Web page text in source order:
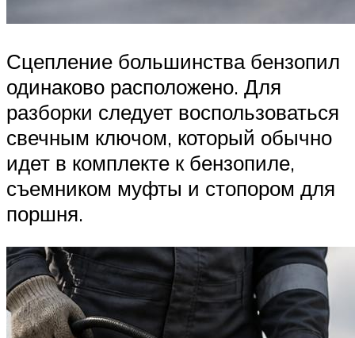
Сцепление большинства бензопил
одинаково расположено. Для
разборки следует воспользоваться
свечным ключом, который обычно
идет в комплекте к бензопиле,
съемником муфты и стопором для
поршня.